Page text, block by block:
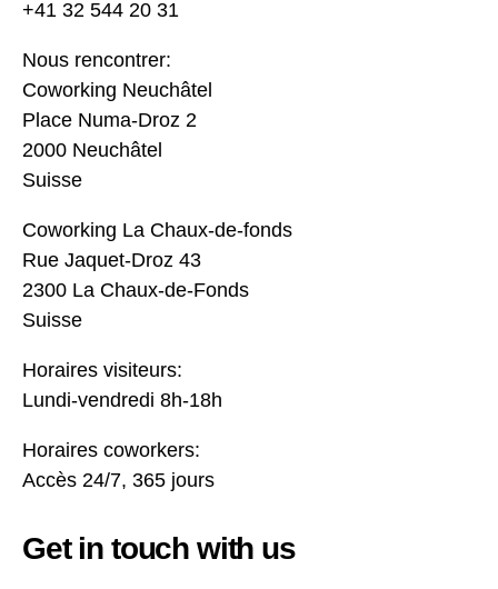
+41 32 544 20 31
Nous rencontrer:
Coworking Neuchâtel
Place Numa-Droz 2
2000 Neuchâtel
Suisse
Coworking La Chaux-de-fonds
Rue Jaquet-Droz 43
2300 La Chaux-de-Fonds
Suisse
Horaires visiteurs:
Lundi-vendredi 8h-18h
Horaires coworkers:
Accès 24/7, 365 jours
Get in touch with us